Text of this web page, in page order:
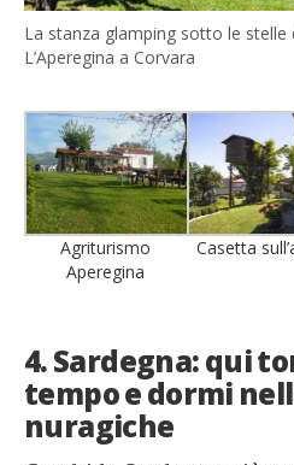
La stanza glamping sotto le stelle
L’Aperegina a Corvara
Agriturismo
Aperegina
Casetta
4. Sardegna: qui
tempo e dormi
nuragiche